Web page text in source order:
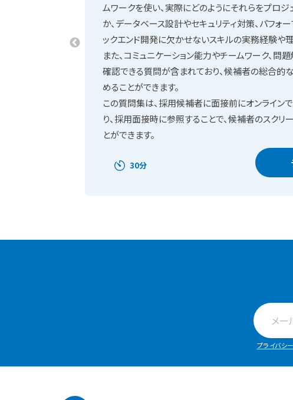
ムワークを使い、実際にどのようにそれらをプロジ
か、データベース設計やセキュリティ対策、パフォ
ックエンド開発に欠かせないスキルの実務経験や
また、コミュニケーション能力やチームワーク、問
確認できる質問が含まれており、候補者の総合的
めることができます。
この質問集は、採用候補者に面接前にオンライン
り、採用面接時に参照することで、候補者のスクリ
とができます。
30分
プライバシ